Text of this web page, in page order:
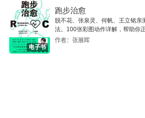
电子书
跑步治愈
脱不花、张泉灵、何帆、王立铭亲
法。100张彩图动作详解，帮助你
全面科学地管理自己的精力和身体。
作者：张展晖